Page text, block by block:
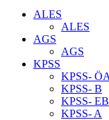
ALES
ALES
AGS
AGS
KPSS
KPSS-
KPSS- B
KPSS- EB
KPSS- A